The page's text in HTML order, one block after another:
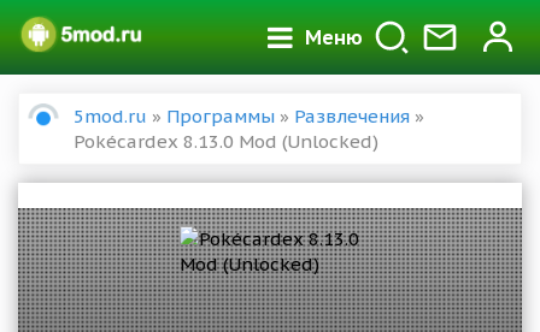
Меню
5mod.ru » Программы » Развлечения »
Pokécardex 8.13.0 Mod (Unlocked)